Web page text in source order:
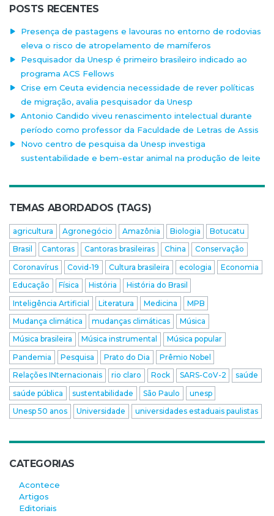
POSTS RECENTES
Presença de pastagens e lavouras no entorno de rodovias
eleva o risco de atropelamento de mamíferos
Pesquisador da Unesp é primeiro brasileiro indicado ao
programa ACS Fellows
Crise em Ceuta evidencia necessidade de rever políticas
de migração, avalia pesquisador da Unesp
Antonio Candido viveu renascimento intelectual durante
período como professor da Faculdade de Letras de Assis
Novo centro de pesquisa da Unesp investiga
sustentabilidade e bem-estar animal na produção de leite
TEMAS ABORDADOS (TAGS)
agricultura Agronegócio Amazônia Biologia
Botucatu
Brasil
Cantoras Cantoras brasileiras China
Conservação
Coronavírus
Covid-19 Cultura brasileira ecologia
Economia
Educação
Física História
História do Brasil
Inteligência Artificial
Literatura Medicina
MPB
Mudança climática
mudanças climáticas
Música
Música brasileira
Música instrumental
Música popular
Pandemia
Pesquisa Prato do Dia
Prêmio Nobel
Relações INternacionais
rio claro Rock SARS-CoV-2
saúde
saúde pública
sustentabilidade São Paulo
unesp
Unesp 50 anos
Universidade universidades estaduais paulistas
CATEGORIAS
Acontece
Artigos
Editoriais